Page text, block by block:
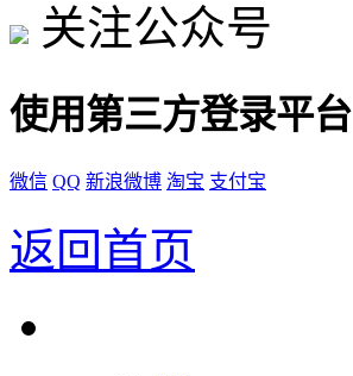
关注公众号
使用第三方登录平台
微信 QQ 新浪微博 淘宝 支付宝
返回首页